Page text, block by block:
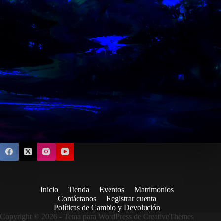
Inicio Tienda Eventos
Matrimonios
Contáctanos
Registrar cuenta
Políticas de Cambio y Devolución
Copyright © 2026 - Tema para WordPress de CreativeThemes